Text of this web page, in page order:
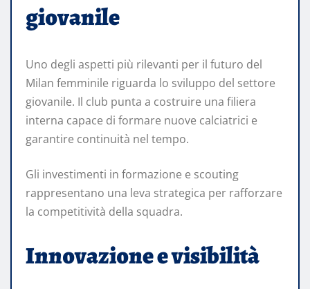
giovanile
Uno degli aspetti più rilevanti per il futuro del
Milan femminile riguarda lo sviluppo del settore
giovanile. Il club punta a costruire una filiera
interna capace di formare nuove calciatrici e
garantire continuità nel tempo.
Gli investimenti in formazione e scouting
rappresentano una leva strategica per rafforzare
la competitività della squadra.
Innovazione e visibilità